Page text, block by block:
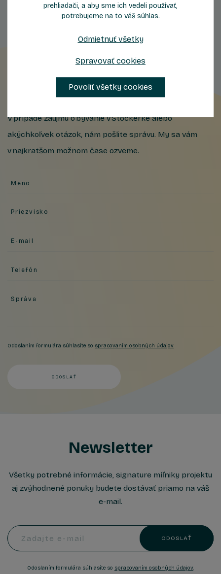
Nechajte nám kontakt
V prípade záujmu o bývanie v Stockerke alebo
akýchkoľvek otázok, nám pošlite správu. My sa vám
v najkratšom možnom čase ozveme.
Meno
Priezvisko
E-mail
Telefón
Správa
Odoslaním formulára súhlasíte so spracovaním osobných údajov.
ODOSLAŤ
Newsletter
Všetky potrebné informácie, signature míľniky projektu
aj zvýhodnené ponuky budete dostávať priamo na váš
e-mail.
Zadajte e-mail ODOSLAŤ
Odoslaním formulára súhlasíte so spracovaním osobných údajov.
prehliadači, a aby sme ich vedeli používať,
potrebujeme na to váš súhlas.
Odmietnuť všetky
Spravovať cookies
Povoliť všetky cookies